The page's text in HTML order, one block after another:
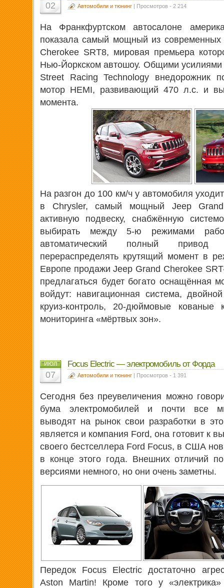
02 Автомобили и тюнинг | Просмотров - 2 214
На Франкфуртском автосалоне
показала самый мощный из
Cherokee SRT8, мировая премьера
Нью-Йоркском автошоу. Общими усилиями
Street Racing Technology внедорожник
мотор HEMI, развивающий 470 л.с. и
момента.
На разгон до 100 км/ч у автомобиля
в Chrysler, самый мощный Jeep
активную подвеску, снабжённую
выбирать между 5-ю режимами
автоматический полный привод
перераспределять крутящий момент в
Европе продажи Jeep Grand Cherokee
предлагаться будет богато оснащённая
войдут: навигационная система,
круиз-контроль, 20-дюймовые
мониторинга «мёртвых зон».
ИЮЛ
07
Focus Electric — электромобиль от Форда
Автомобили и тюнинг | Просмотров - 1 391
Сегодня без преувеличения можно
бума электромобилей и почти все
выводят на рынок свои разработки в
является и компания Ford, она готовит к
своего бестселлера Ford Focus, в США
в конце этого года. Внешних отличий
версиями немного, но они очень заметны.
Передок Focus Electric достаточно
Aston Martin! Кроме того у